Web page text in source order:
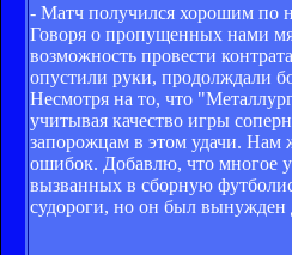
- Матч получился хорошим по
Говоря о пропущенных нами
возможность провести
опустили руки, продолждали
Несмотря на то, что
учитывая качество игры
запорожцам в этом удачи. Нам
ошибок. Добавлю, что многое
вызванных в сборную
судороги, но он был вынужден